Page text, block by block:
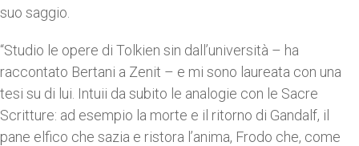
suo saggio.
“Studio le opere di Tolkien sin dall’università – ha
raccontato Bertani a Zenit – e mi sono laureata con una
tesi su di lui. Intuii da subito le analogie con le Sacre
Scritture: ad esempio la morte e il ritorno di Gandalf, il
pane elfico che sazia e ristora l’anima, Frodo che, come